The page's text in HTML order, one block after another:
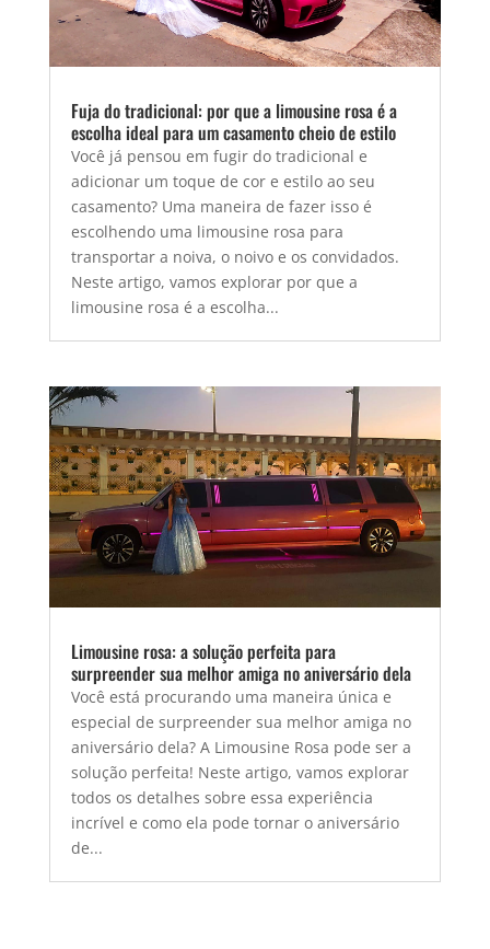
Fuja do tradicional: por que a limousine rosa é a
escolha ideal para um casamento cheio de estilo
Você já pensou em fugir do tradicional e
adicionar um toque de cor e estilo ao seu
casamento? Uma maneira de fazer isso é
escolhendo uma limousine rosa para
transportar a noiva, o noivo e os convidados.
Neste artigo, vamos explorar por que a
limousine rosa é a escolha...
Limousine rosa: a solução perfeita para
surpreender sua melhor amiga no aniversário dela
Você está procurando uma maneira única e
especial de surpreender sua melhor amiga no
aniversário dela? A Limousine Rosa pode ser a
solução perfeita! Neste artigo, vamos explorar
todos os detalhes sobre essa experiência
incrível e como ela pode tornar o aniversário
de...